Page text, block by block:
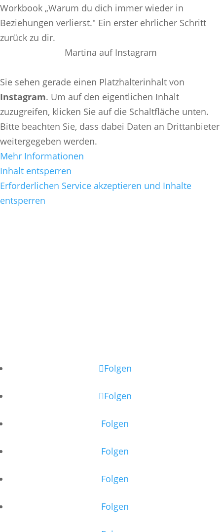
Workbook „Warum du dich immer wieder in
Beziehungen verlierst." Ein erster ehrlicher Schritt
zurück zu dir.
Martina auf Instagram
Sie sehen gerade einen Platzhalterinhalt von
Instagram. Um auf den eigentlichen Inhalt
zuzugreifen, klicken Sie auf die Schaltfläche unten.
Bitte beachten Sie, dass dabei Daten an Drittanbieter
weitergegeben werden.
Mehr Informationen
Inhalt entsperren
Erforderlichen Service akzeptieren und Inhalte
entsperren
Folgen
Folgen
Folgen
Folgen
Folgen
Folgen